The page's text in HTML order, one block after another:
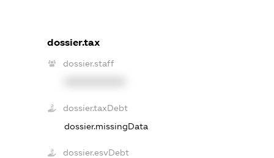
dossier.tax
dossier.staff
dossier.taxDebt
dossier.missingData
dossier.esvDebt